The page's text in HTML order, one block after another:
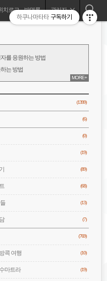
치로그 방명록 관리자
를 응원하는 방법
는 방법
구?
MORE+
(1399)
(6)
(0)
(19)
(89)
(68)
(13)
(7)
(769)
콕 여행 (10)
마트라 (19)
하쿠나마타타 구독하기